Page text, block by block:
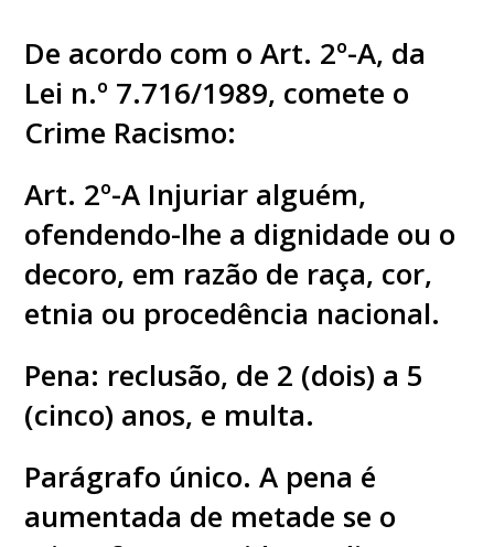
De acordo com o Art. 2º-A, da
Lei n.º 7.716/1989, comete o
Crime Racismo:
Art. 2º-A Injuriar alguém,
ofendendo-lhe a dignidade ou o
decoro, em razão de raça, cor,
etnia ou procedência nacional.
Pena: reclusão, de 2 (dois) a 5
(cinco) anos, e multa.
Parágrafo único. A pena é
aumentada de metade se o